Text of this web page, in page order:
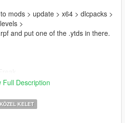
mods > update > x64 > dlcpacks >
>
and put one of the .ytds in there.
find any issues. My discord:
Full Description
KELET